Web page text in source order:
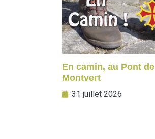
En camin, au Pont de
Montvert
31 juillet 2026